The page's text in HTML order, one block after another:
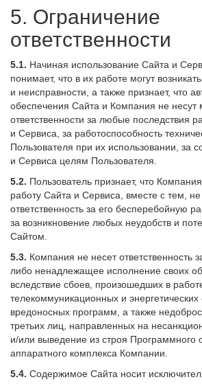
5. Ограничение
ответственности
5.1. Начиная использование Сайта и
понимает, что в их работе могут
и неисправности, а также признает, что
обеспечения Сайта и Компания не несут
ответственности за любые последствия
и Сервиса, за работоспособность
Пользователя при их использовании, за
и Сервиса целям Пользователя.
5.2. Пользователь признает, что
работу Сайта и Сервиса, вместе с тем, не
ответственность за его бесперебойную
за возникновение любых неудобств и
Сайтом.
5.3. Компания не несет ответственность
либо ненадлежащее исполнение своих
вследствие сбоев, произошедших в
телекоммуникационных и энергетических
вредоносных программ, а также
третьих лиц, направленных на
и/или выведение из строя Программного
аппаратного комплекса Компании.
5.4. Содержимое Сайта носит